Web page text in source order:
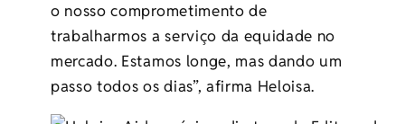
o nosso comprometimento de
trabalharmos a serviço da equidade no
mercado. Estamos longe, mas dando um
passo todos os dias”, afirma Heloisa.